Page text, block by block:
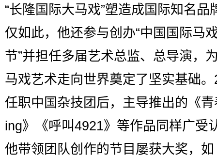
“长隆国际大马戏”塑造成国际知名品
仅如此，他还参与创办“中国国际马
节”并担任多届艺术总监、总导演，
马戏艺术走向世界奠定了坚实基础
任职中国杂技团后，主导推出的《青
ing》《呼叫4921》等作品同样广受
他带领团队创作的节目屡获大奖，